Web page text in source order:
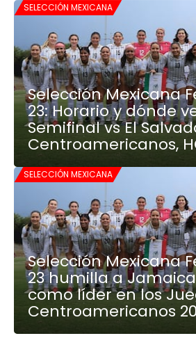
SELECCIÓN MEXICANA
Selección Mexicana
23: Horario y dónde
Semifinal vs El
Centroamericanos,
SELECCIÓN MEXICANA
Selección Mexicana
23 humilla a
como líder en los
Centroamericanos